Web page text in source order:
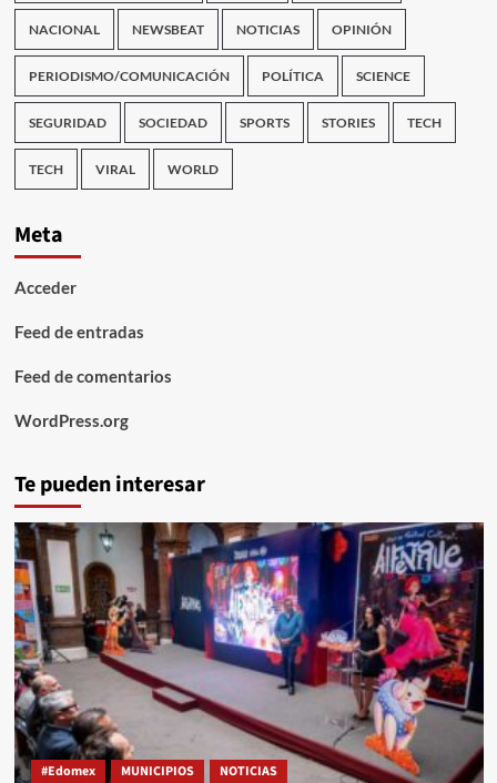
NACIONAL NEWSBEAT NOTICIAS OPINIÓN
PERIODISMO/COMUNICACIÓN POLÍTICA SCIENCE
SEGURIDAD SOCIEDAD SPORTS STORIES TECH
TECH VIRAL WORLD
Meta
Acceder
Feed de entradas
Feed de comentarios
WordPress.org
Te pueden interesar
#Edomex MUNICIPIOS NOTICIAS